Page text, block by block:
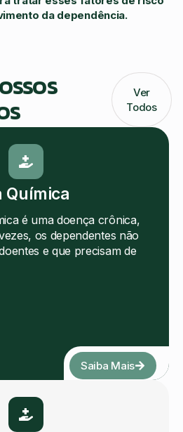
da dependência.
Ver
Todos
Química
é uma doença crônica,
os dependentes não
e que precisam de
Saiba Mais